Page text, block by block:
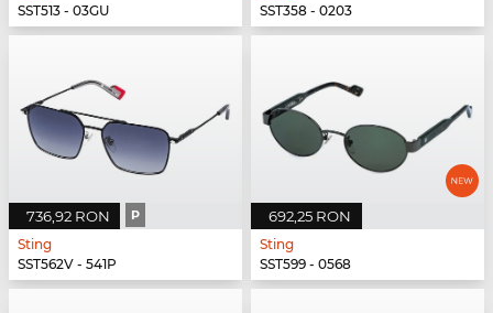
SST513 - 03GU
SST358 - 0203
736,92 RON P
Sting
SST562V - 541P
692,25 RON
Sting
SST599 - 0568